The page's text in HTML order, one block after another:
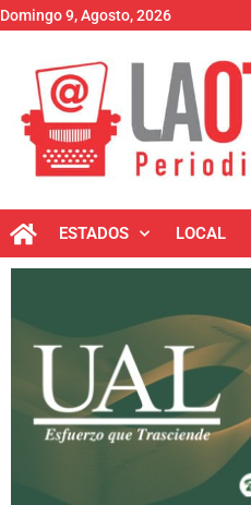
Domingo 9, Agosto, 2026
ESTADOS LOCAL